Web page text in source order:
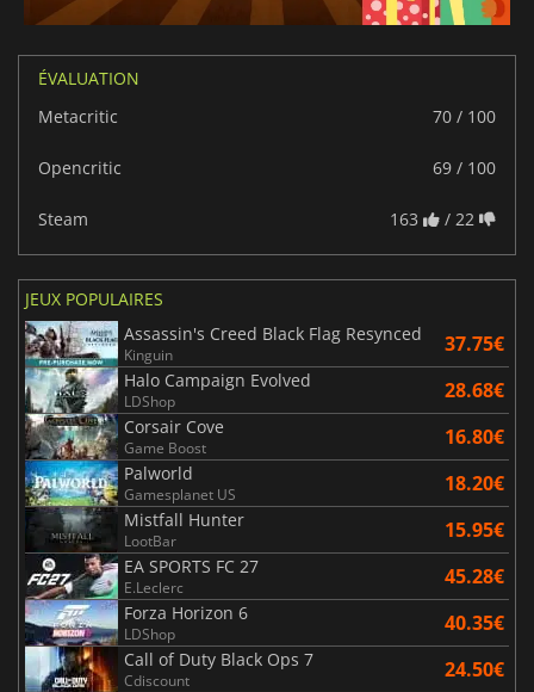
ÉVALUATION
Metacritic
70 / 100
Opencritic 69 / 100
Steam 163 / 22
JEUX POPULAIRES
Assassin's Creed Black Flag Resynced
Kinguin 37.75€
Halo Campaign Evolved
LDShop 28.68€
Corsair Cove
Game Boost 16.80€
Palworld
Gamesplanet US 18.20€
Mistfall Hunter
LootBar 15.95€
EA SPORTS FC 27
E.Leclerc 45.28€
Forza Horizon 6
LDShop 40.35€
Call of Duty Black Ops 7
Cdiscount 24.50€